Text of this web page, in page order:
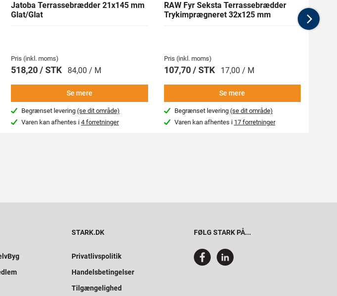
Jatoba Terrassebrædder 21x145 mm
Glat/Glat
Pris (inkl. moms)
518,20 / STK 84,00 / M
Se mere
Begrænset levering(se dit område)
Varen kan afhentes i4 forretninger
RAW Fyr Seksta Terrassebrædder
Trykimprægneret 32x125 mm
Pris (inkl. moms)
107,70 / STK 17,00 / M
Se mere
Begrænset levering (se dit område)
Varen kan afhentes i 17 forretninger
mm
STARK.DK
Privatlivspolitik
Handelsbetingelser
Tilgængelighed
FØLG STARK PÅ...